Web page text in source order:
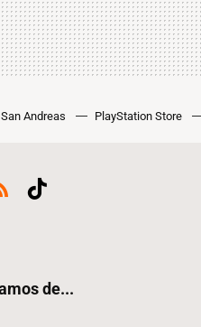
Andreas PlayStation Store
de...